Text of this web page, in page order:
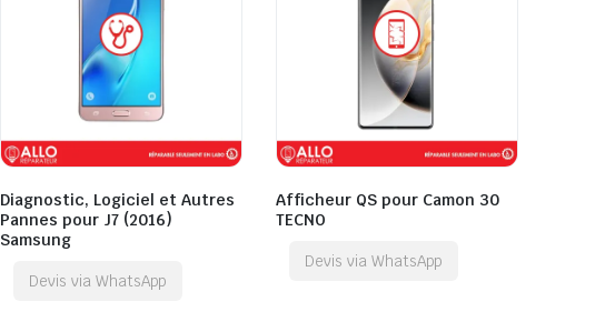
Diagnostic, Logiciel et Autres
Pannes pour J7 (2016)
Samsung
Devis via WhatsApp
Afficheur QS pour Camon 30
TECNO
Devis via WhatsApp